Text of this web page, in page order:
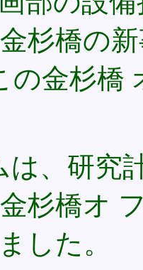
杉橋の
の金杉橋
は、研究
杉橋オ
した。